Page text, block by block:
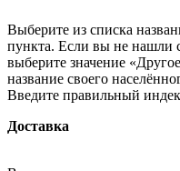
Выберите из списка
пункта. Если вы не нашли
выберите значение
название своего
Введите правильный
Доставка